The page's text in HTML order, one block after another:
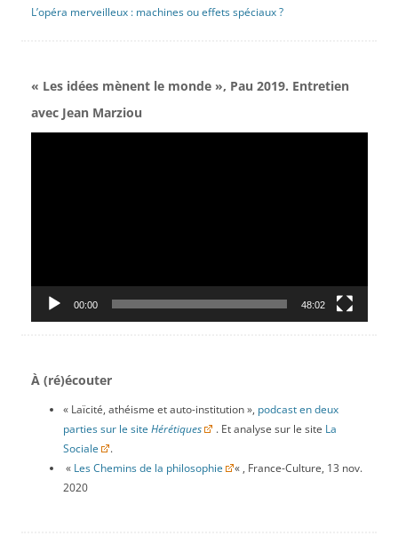
L’opéra merveilleux : machines ou effets spéciaux ?
« Les idées mènent le monde », Pau 2019. Entretien
avec Jean Marziou
Lecteur
00:00 48:02
À (ré)écouter
« Laïcité, athéisme et auto-institution », podcast en deux
parties sur le site Hérétiques . Et analyse sur le site La
Sociale
.
« Les Chemins de la philosophie
« , France-Culture, 13 nov.
2020